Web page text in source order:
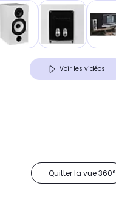
Voir les vidéos
Quitter la vue 360°